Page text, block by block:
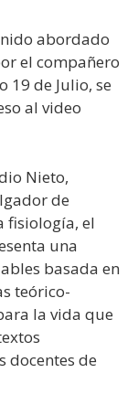
abordado
el compañero
19 de Julio, se
al video
Nieto,
de
fisiología, el
una
basada en
teórico-
la vida que
docentes de